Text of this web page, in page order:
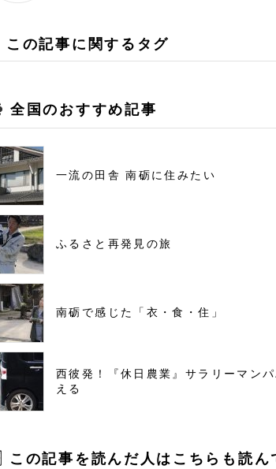
この記事に関するタグ
全国のおすすめ記事
一流の田舎 南砺に住みたい
ふるさと再発見の旅
南砺で感じた「衣・食・住」
西彼発！『休日農業』サラリーマン
える
この記事を読んだ人はこちらも読ん